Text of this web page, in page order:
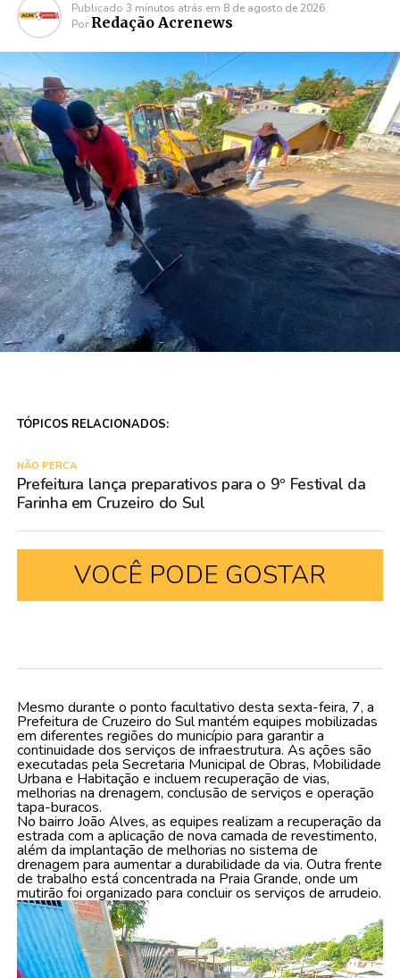
Publicado 3 minutos atrás em 8 de agosto de 2026
Por Redação Acrenews
TÓPICOS RELACIONADOS:
NÃO PERCA
Prefeitura lança preparativos para o 9º Festival da
Farinha em Cruzeiro do Sul
VOCÊ PODE GOSTAR
Mesmo durante o ponto facultativo desta sexta-feira, 7, a
Prefeitura de Cruzeiro do Sul mantém equipes mobilizadas
em diferentes regiões do município para garantir a
continuidade dos serviços de infraestrutura. As ações são
executadas pela Secretaria Municipal de Obras, Mobilidade
Urbana e Habitação e incluem recuperação de vias,
melhorias na drenagem, conclusão de serviços e operação
tapa-buracos.
No bairro João Alves, as equipes realizam a recuperação da
estrada com a aplicação de nova camada de revestimento,
além da implantação de melhorias no sistema de
drenagem para aumentar a durabilidade da via. Outra frente
de trabalho está concentrada na Praia Grande, onde um
mutirão foi organizado para concluir os serviços de arrudeio.